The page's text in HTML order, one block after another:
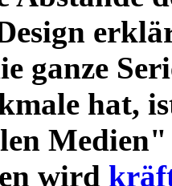
ganze
hat,
Medien"
wird